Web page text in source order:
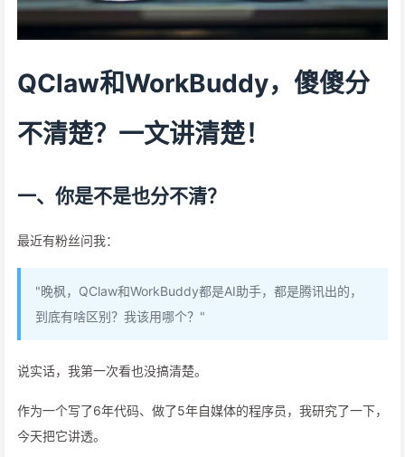
QClaw和WorkBuddy，傻傻分
不清楚？一文讲清楚！
一、你是不是也分不清？
最近有粉丝问我：
"晚枫，QClaw和WorkBuddy都是AI助手，都是腾讯出的，
到底有啥区别？我该用哪个？"
说实话，我第一次看也没搞清楚。
作为一个写了6年代码、做了5年自媒体的程序员，我研究了一下，
今天把它讲透。